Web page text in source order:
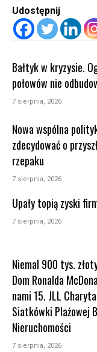
Udostępnij
Bałtyk w kryzysie.
połowów nie
7 sierpnia, 2026
Nowa wspólna
zdecydować o
rzepaku
7 sierpnia, 2026
Upały topią zyski
7 sierpnia, 2026
Niemal 900 tys.
Dom Ronalda
nami 15. JLL
Siatkówki Plażowej
Nieruchomości
7 sierpnia, 2026